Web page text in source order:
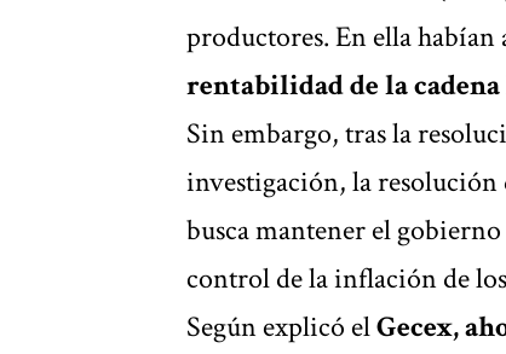
productores. En ella habían
rentabilidad de la
Sin embargo, tras la
investigación, la
busca mantener el
control de la inflación de
Según explicó elGecex,